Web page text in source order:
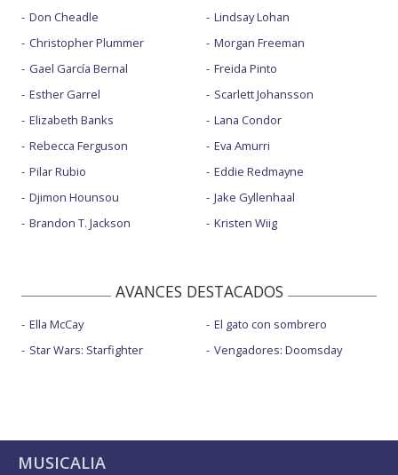
Don Cheadle
Christopher Plummer
Gael García Bernal
Esther Garrel
Elizabeth Banks
Rebecca Ferguson
Pilar Rubio
Djimon Hounsou
Brandon T. Jackson
Lindsay Lohan
Morgan Freeman
Freida Pinto
Scarlett Johansson
Lana Condor
Eva Amurri
Eddie Redmayne
Jake Gyllenhaal
Kristen Wiig
AVANCES DESTACADOS
Ella McCay
Star Wars: Starfighter
El gato con sombrero
Vengadores: Doomsday
MUSICALIA